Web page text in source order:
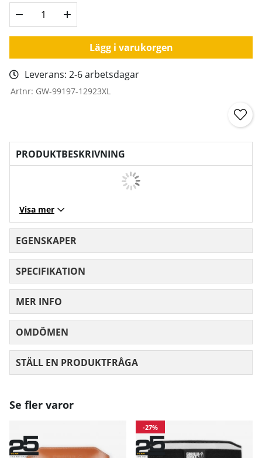
Lägg i varukorgen
Leverans: 2-6 arbetsdagar
Artnr: GW-99197-12923XL
PRODUKTBESKRIVNING
Visa mer
EGENSKAPER
SPECIFIKATION
MER INFO
OMDÖMEN
STÄLL EN PRODUKTFRÅGA
Se fler varor
-27%